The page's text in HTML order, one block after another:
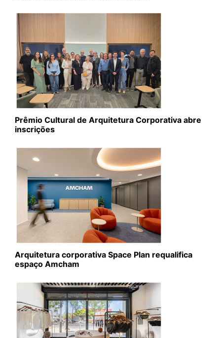
Prêmio Cultural de Arquitetura Corporativa abre
inscrições
Arquitetura corporativa Space Plan requalifica
espaço Amcham